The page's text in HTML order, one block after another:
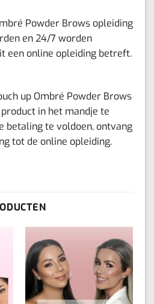
Powder Brows opleiding
en 24/7 worden
een online opleiding betreft.
up Ombré Powder Brows
in het mandje te
betaling te voldoen, ontvang
tot de online opleiding.